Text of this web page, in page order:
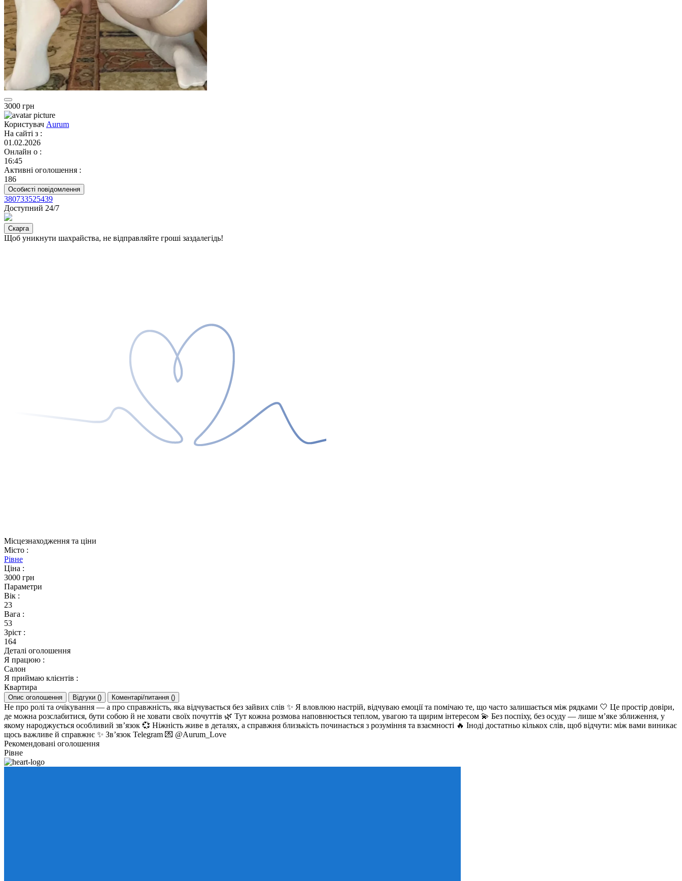
3000 грн
Користувач Aurum
На сайті з :
01.02.2026
Онлайн о :
16:45
Активні оголошення :
186
Особисті повідомлення
380733525439
Доступний 24/7
Скарга
Щоб уникнути шахрайства, не відправляйте гроші заздалегідь!
Місцезнаходження та ціни
Місто :
Рівне
Ціна :
3000 грн
Параметри
Вік :
23
Вага :
53
Зріст :
164
Деталі оголошення
Я працюю :
Салон
Я приймаю клієнтів :
Квартира
Опис оголошення Відгуки () Коментарі/питання ()
Не про ролі та очікування — а про справжність, яка відчувається без зайвих слів ✨ Я вловлюю настрій, відчуваю емоції та помічаю те, що часто залишається між рядками 🤍 Це простір довіри,
де можна розслабитися, бути собою й не ховати своїх почуттів 🌿 Тут кожна розмова наповнюється теплом, увагою та щирим інтересом 💫 Без поспіху, без осуду — лише м’яке зближення, у
якому народжується особливий зв’язок 💞 Ніжність живе в деталях, а справжня близькість починається з розуміння та взаємності 🔥 Іноді достатньо кількох слів, щоб відчути: між вами виникає
щось важливе й справжнє ✨ Зв’язок Telegram 💌 @Aurum_Love
Рекомендовані оголошення
Рівне